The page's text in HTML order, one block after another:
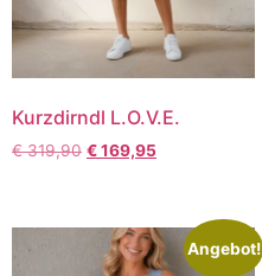
Kurzdirndl L.O.V.E.
€319,90 €169,95
Angebot!